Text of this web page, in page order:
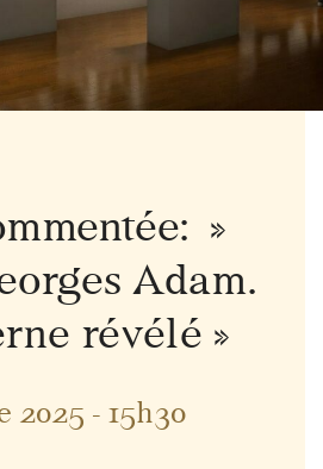
»
Adam.
révélé »
2025 - 15h30